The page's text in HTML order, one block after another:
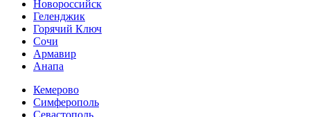
Новороссийск
Геленджик
Горячий Ключ
Сочи
Армавир
Анапа
Кемерово
Симферополь